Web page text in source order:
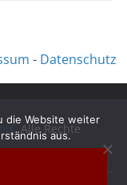
- Datenschutz
. Alle Rechte
von WordPress.
die Website weiter
aus.